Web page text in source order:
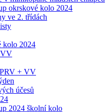
okrskové kolo 2024
ve 2. třídách
kolo 2024
VV
+ VV
účesů
2024 školní kolo